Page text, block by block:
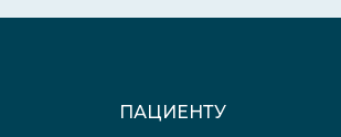
ПАЦИЕНТУ